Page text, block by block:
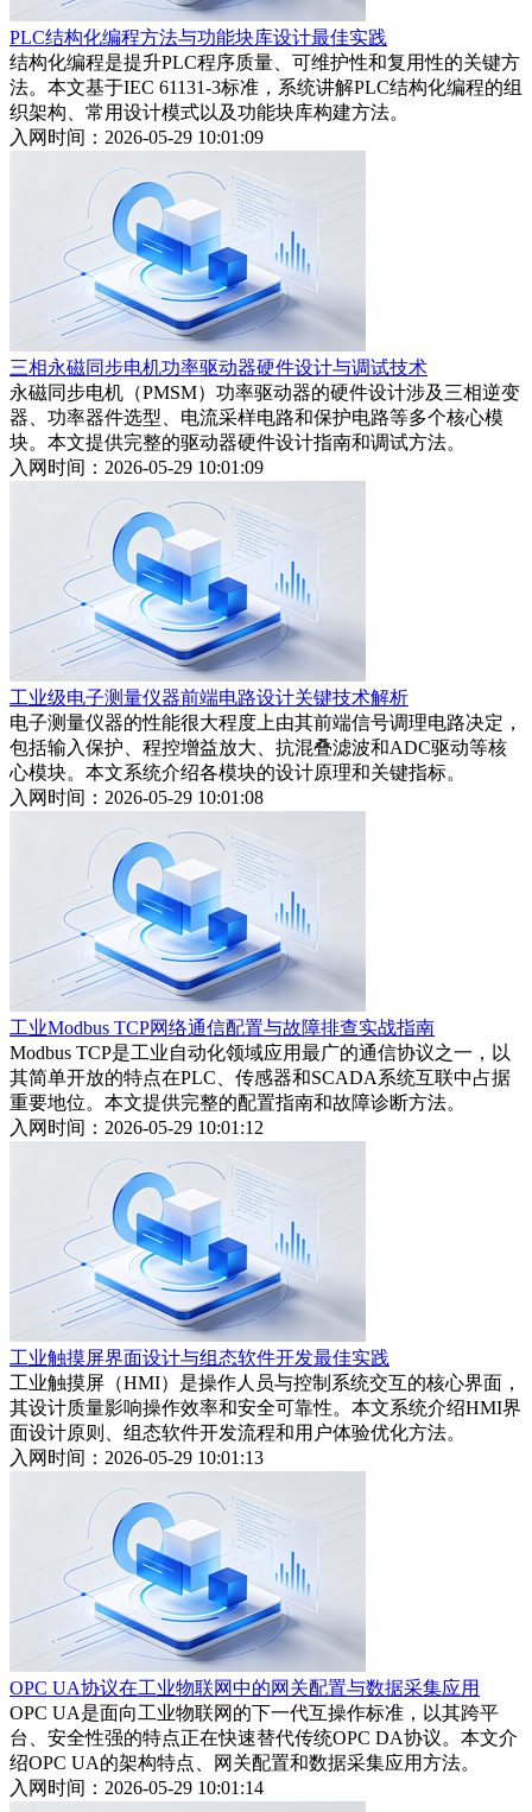
PLC结构化编程方法与功能块库设计最佳实践
结构化编程是提升PLC程序质量、可维护性和复用性的关键方
法。本文基于IEC 61131-3标准，系统讲解PLC结构化编程的组
织架构、常用设计模式以及功能块库构建方法。
入网时间：2026-05-29 10:01:09
三相永磁同步电机功率驱动器硬件设计与调试技术
永磁同步电机（PMSM）功率驱动器的硬件设计涉及三相逆变
器、功率器件选型、电流采样电路和保护电路等多个核心模
块。本文提供完整的驱动器硬件设计指南和调试方法。
入网时间：2026-05-29 10:01:09
工业级电子测量仪器前端电路设计关键技术解析
电子测量仪器的性能很大程度上由其前端信号调理电路决定，
包括输入保护、程控增益放大、抗混叠滤波和ADC驱动等核
心模块。本文系统介绍各模块的设计原理和关键指标。
入网时间：2026-05-29 10:01:08
工业Modbus TCP网络通信配置与故障排查实战指南
Modbus TCP是工业自动化领域应用最广的通信协议之一，以
其简单开放的特点在PLC、传感器和SCADA系统互联中占据
重要地位。本文提供完整的配置指南和故障诊断方法。
入网时间：2026-05-29 10:01:12
工业触摸屏界面设计与组态软件开发最佳实践
工业触摸屏（HMI）是操作人员与控制系统交互的核心界面，
其设计质量影响操作效率和安全可靠性。本文系统介绍HMI界
面设计原则、组态软件开发流程和用户体验优化方法。
入网时间：2026-05-29 10:01:13
OPC UA协议在工业物联网中的网关配置与数据采集应用
OPC UA是面向工业物联网的下一代互操作标准，以其跨平
台、安全性强的特点正在快速替代传统OPC DA协议。本文介
绍OPC UA的架构特点、网关配置和数据采集应用方法。
入网时间：2026-05-29 10:01:14